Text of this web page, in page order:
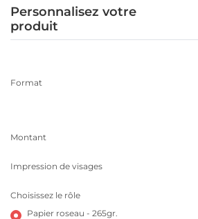
Personnalisez votre
produit
Format
Montant
Impression de visages
Choisissez le rôle
Papier roseau - 265gr.